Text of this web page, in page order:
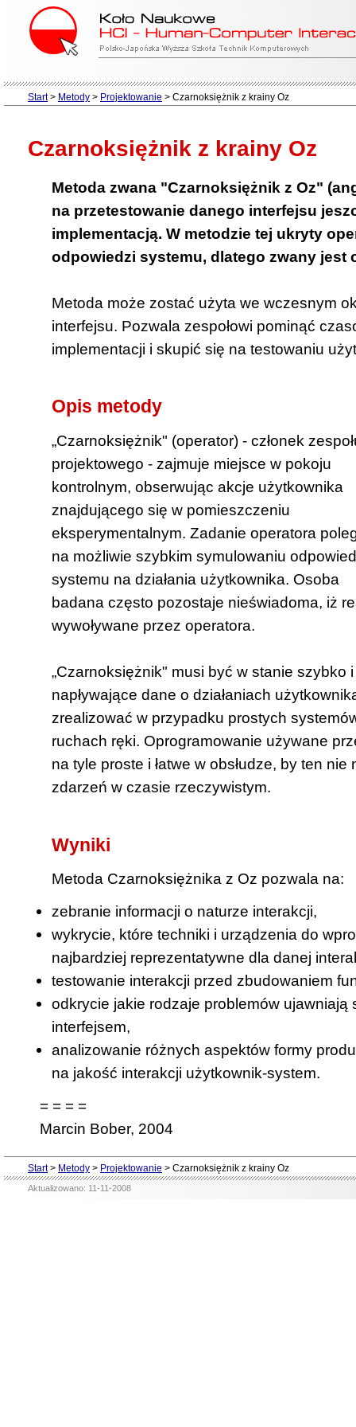
Start> Metody > Projektowanie > Czarnoksiężnik z krainy Oz
Czarnoksiężnik z krainy Oz
Metoda zwana "Czarnoksiężnik z Oz"
na przetestowanie danego interfejsu
implementacją. W metodzie tej ukryty
odpowiedzi systemu, dlatego zwany jest
Metoda może zostać użyta we wczesnym
interfejsu. Pozwala zespołowi pominąć
implementacji i skupić się na testowaniu
Opis metody
„Czarnoksiężnik" (operator) - członek
projektowego - zajmuje miejsce w pokoju
kontrolnym, obserwując akcje użytkownika
znajdującego się w pomieszczeniu
eksperymentalnym. Zadanie operatora
na możliwie szybkim symulowaniu
systemu na działania użytkownika. Osoba
badana często pozostaje nieświadoma, iż
wywoływane przez operatora.
„Czarnoksiężnik" musi być w stanie szybko
napływające dane o działaniach
zrealizować w przypadku prostych
ruchach ręki. Oprogramowanie używane
na tyle proste i łatwe w obsłudze, by ten nie
zdarzeń w czasie rzeczywistym.
Wyniki
Metoda Czarnoksiężnika z Oz pozwala na:
zebranie informacji o naturze interakcji,
wykrycie, które techniki i urządzenia do
najbardziej reprezentatywne dla danej
testowanie interakcji przed zbudowaniem
odkrycie jakie rodzaje problemów ujawniają
interfejsem,
analizowanie różnych aspektów formy
na jakość interakcji użytkownik-system.
= = = =
Marcin Bober, 2004
Start> Metody > Projektowanie > Czarnoksiężnik z krainy Oz
Aktualizowano: 11-11-2008